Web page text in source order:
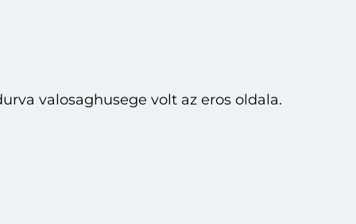
valosaghusege volt az eros oldala.